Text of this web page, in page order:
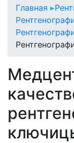
Главная